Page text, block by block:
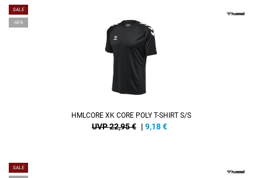
SALE
-60%
HMLCORE XK CORE POLY T-SHIRT S/S
UVP 22,95 € | 9,18€
SALE